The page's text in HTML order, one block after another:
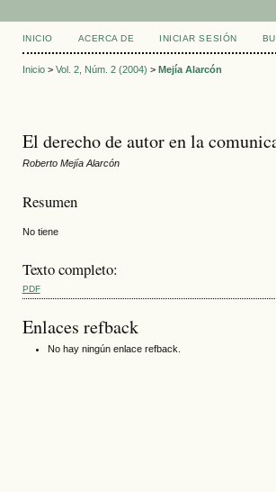
INICIO ACERCA DE INICIAR SESIÓN
Inicio> Vol. 2, Núm. 2 (2004) > Mejía Alarcón
El derecho de autor en la
Roberto Mejía Alarcón
Resumen
No tiene
Texto completo:
PDF
Enlaces refback
No hay ningún enlace refback.